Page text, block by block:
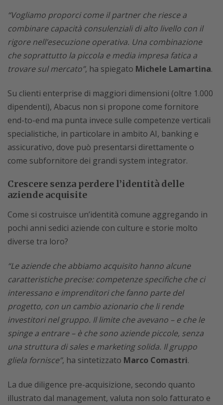
“Vogliamo proporci come il partner che riesce a
combinare capacità consulenziali di alto livello con il
rigore nell’esecuzione operativa. Una combinazione
che soprattutto la piccola e media impresa fatica a
trovare sul mercato”, ha spiegato Michele Lamartina.
Su clienti enterprise di maggiori dimensioni (oltre 1.000
dipendenti), Abacus non si propone come fornitore
end-to-end ma punta invece sulle competenze verticali
specialistiche, in particolare in ambito AI, banking e
assicurativo, dove può presentarsi direttamente o
come subfornitore dei grandi system integrator.
Crescere senza perdere l’identità delle
aziende acquisite
Come si costruisce un’identità comune aggregando in
pochi anni sedici aziende con culture e storie molto
diverse tra loro?
“Le aziende che abbiamo acquisito hanno alcune
caratteristiche precise: competenze specifiche che ci
interessano e imprenditori che fanno parte del
progetto, con un cambio azionario che li rende
investitori nel gruppo. Il limite che avevano – e che le
spinge a entrare – è che sono aziende piccole, senza
una struttura di sales e marketing solida. Il gruppo
gliela fornisce”, ha sintetizzato Marco Comastri.
La due diligence pre-acquisizione, secondo quanto
illustrato dal management, valuta non solo fatturato e